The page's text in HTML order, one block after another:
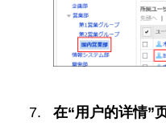
在“用户的详情”